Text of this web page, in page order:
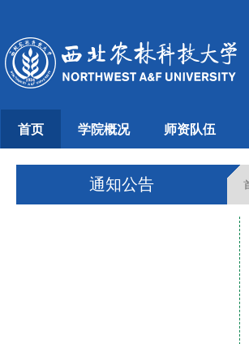
首页 学院概况 师资队伍
通知公告